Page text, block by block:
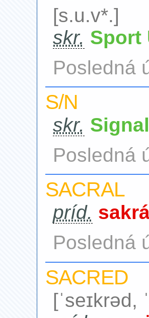
[s.u.v*.]
skr. Sport
Posledná
S/N
skr.
Posledná
SACRAL
príd.
Posledná
SACRED
[ˈseɪkrəd,